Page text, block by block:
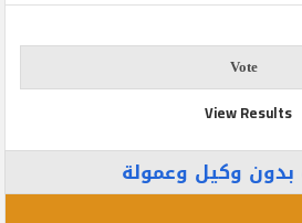
View Results
وكيل وعمولة